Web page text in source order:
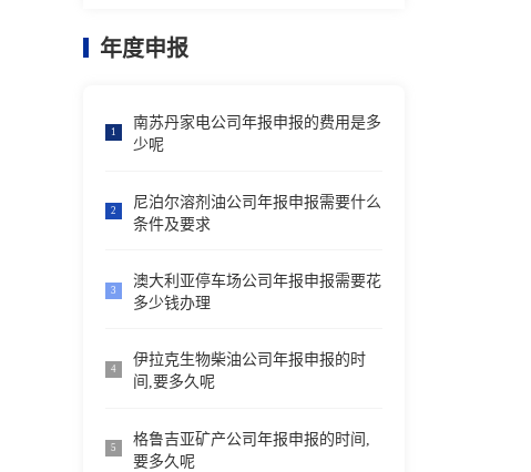
年度申报
1
南苏丹家电公司年报申报的费用是多
少呢
2
尼泊尔溶剂油公司年报申报需要什么
条件及要求
3
澳大利亚停车场公司年报申报需要花
多少钱办理
4
伊拉克生物柴油公司年报申报的时
间,要多久呢
5
格鲁吉亚矿产公司年报申报的时间,
要多久呢